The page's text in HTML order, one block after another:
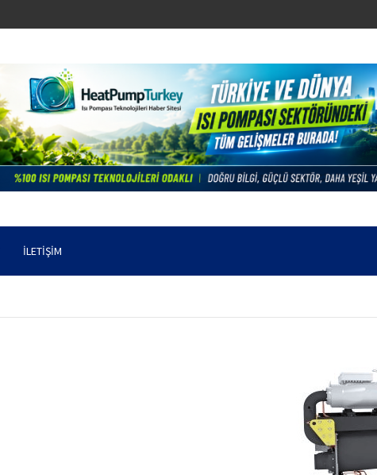
İLETIŞIM